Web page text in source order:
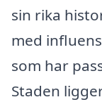
sin rika
med
som har
Staden